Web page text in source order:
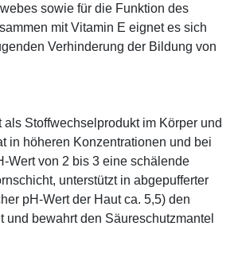
sowie für die Funktion des
mit Vitamin E eignet es sich
Verhinderung der Bildung von
als Stoffwechselprodukt im Körper und
in höheren Konzentrationen und bei
Wert von 2 bis 3 eine schälende
unterstützt in abgepufferter
pH-Wert der Haut ca. 5,5) den
und bewahrt den Säureschutzmantel